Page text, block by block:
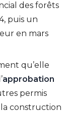
des forêts
puis un
en mars
qu’elle
approbation
permis
construction